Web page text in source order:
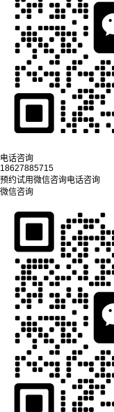
电话咨询
18627885715
预约试用微信咨询电话咨询
微信咨询